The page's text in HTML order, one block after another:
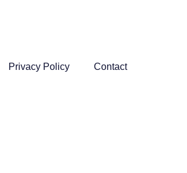
Privacy Policy Contact